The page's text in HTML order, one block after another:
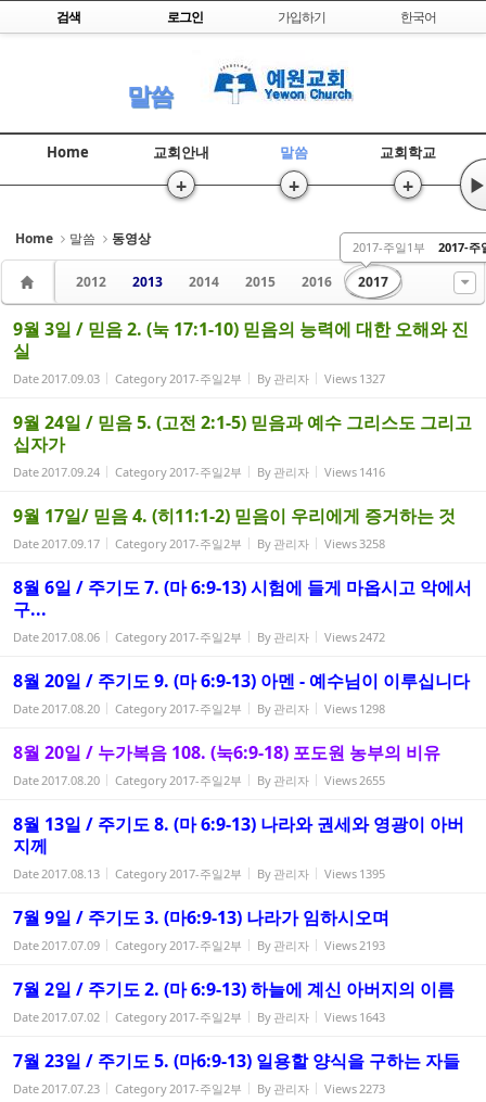
Skip to content
검색 로그인 가입하기 한국어
말씀
Home 교회안내
+
말씀
+
교회학교
+ ▶
Home 말씀 동영상
2012 2013 2014 2015 2016 2017
2017-주일1부 2017-주
9월 3일 / 믿음 2. (눅 17:1-10) 믿음의 능력에 대한 오해와 진
실
Date2017.09.03 Category2017-주일2부 By 관리자 Views 1327
9월 24일 / 믿음 5. (고전 2:1-5) 믿음과 예수 그리스도 그리고
십자가
Date2017.09.24 Category2017-주일2부 By 관리자 Views 1416
9월 17일/ 믿음 4. (히11:1-2) 믿음이 우리에게 증거하는 것
Date2017.09.17 Category2017-주일2부 By 관리자 Views3258
8월 6일 / 주기도 7. (마 6:9-13) 시험에 들게 마옵시고 악에서
구...
Date2017.08.06 Category2017-주일2부 By 관리자 Views2472
8월 20일 / 주기도 9. (마 6:9-13) 아멘 - 예수님이 이루십니다
Date2017.08.20 Category2017-주일2부 By 관리자 Views 1298
8월 20일 / 누가복음 108. (눅6:9-18) 포도원 농부의 비유
Date2017.08.20 Category2017-주일2부 By 관리자 Views2655
8월 13일 / 주기도 8. (마 6:9-13) 나라와 권세와 영광이 아버
지께
Date2017.08.13 Category2017-주일2부 By 관리자 Views 1395
7월 9일 / 주기도 3. (마6:9-13) 나라가 임하시오며
Date2017.07.09 Category2017-주일2부 By 관리자 Views2193
7월 2일 / 주기도 2. (마 6:9-13) 하늘에 계신 아버지의 이름
Date2017.07.02 Category2017-주일2부 By 관리자 Views 1643
7월 23일 / 주기도 5. (마6:9-13) 일용할 양식을 구하는 자들
Date2017.07.23 Category2017-주일2부 By 관리자 Views2273
Sketchbook5, 스케치북5
Sketchbook5, 스케치북5